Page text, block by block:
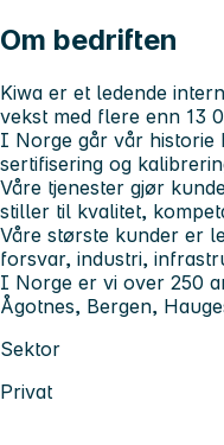
Om bedriften
Kiwa er et ledende
vekst med flere enn 13
I Norge går vår historie
sertifisering og
Våre tjenester gjør
stiller til kvalitet,
Våre største kunder er
forsvar, industri,
I Norge er vi over 250
Ågotnes, Bergen,
Sektor
Privat